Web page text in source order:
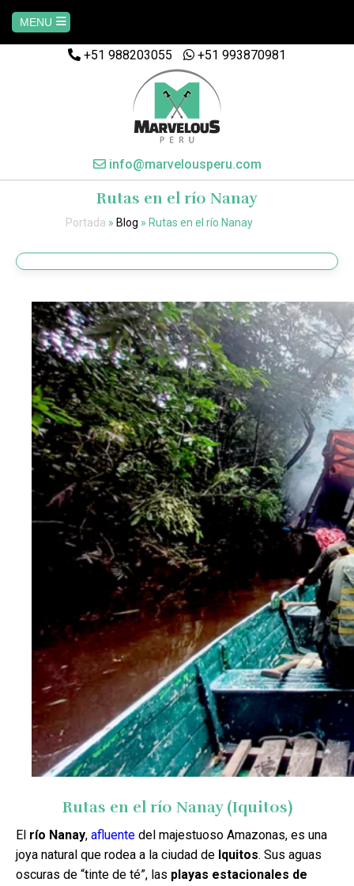
MENU
Home
MACHUPICCHU
MANU
Blog
Contactanos
+51 988203055 +51 993870981
info@marvelousperu.com
Rutas en el río Nanay
Portada » Blog » Rutas en el río Nanay
Rutas en el río Nanay (Iquitos)
El río Nanay, afluente del majestuoso Amazonas, es una
joya natural que rodea a la ciudad de Iquitos. Sus aguas
oscuras de “tinte de té”, las playas estacionales de